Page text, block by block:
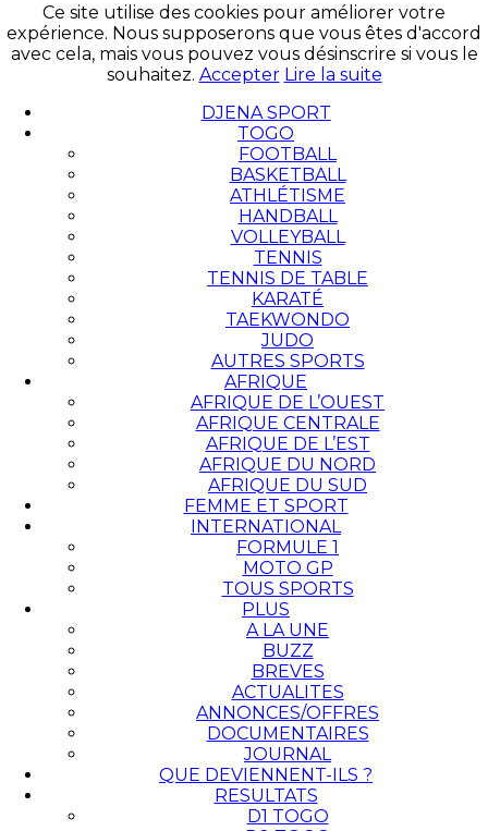
Ce site utilise des cookies pour améliorer votre
expérience. Nous supposerons que vous êtes d'accord
avec cela, mais vous pouvez vous désinscrire si vous le
souhaitez. Accepter Lire la suite
DJENA SPORT
TOGO
FOOTBALL
BASKETBALL
ATHLÉTISME
HANDBALL
VOLLEYBALL
TENNIS
TENNIS DE TABLE
KARATÉ
TAEKWONDO
JUDO
AUTRES SPORTS
AFRIQUE
AFRIQUE DE L’OUEST
AFRIQUE CENTRALE
AFRIQUE DE L’EST
AFRIQUE DU NORD
AFRIQUE DU SUD
FEMME ET SPORT
INTERNATIONAL
FORMULE 1
MOTO GP
TOUS SPORTS
PLUS
A LA UNE
BUZZ
BREVES
ACTUALITES
ANNONCES/OFFRES
DOCUMENTAIRES
JOURNAL
QUE DEVIENNENT-ILS ?
RESULTATS
D1 TOGO